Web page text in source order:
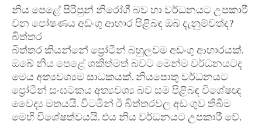
නිය පෙළේ පිරිපුන් නිරෝගී බව හා වර්ධනයට උපකාරී
වන පෝෂණය අඩංගු ආහාර පිළිබඳ ඔබ දැනුම්වත්ද?
බිත්තර
බිත්තර කියන්නේ ප්‍රෝටීන් බහුලවම අඩංගු ආහාරයක්.
ඔබේ නිය පෙළේ ශකිත්මත් බවට මෙන්ම වර්ධනයටද
මෙය අත්‍යවශ්‍යම සාධකයක්. නියපොතු වර්ධනයට
ප්‍රෝටීන් සංඝටකය අත්‍යවශ්‍ය බව සම පිළිබඳ විශේෂඥ
වෛද්‍ය මතයයි. විටමින් ඊ බිත්තරවල අඩංගුව තිබීම
මෙහි විශේෂත්වයයි. එය නිය වර්ධනයට උපකාරී වේ.